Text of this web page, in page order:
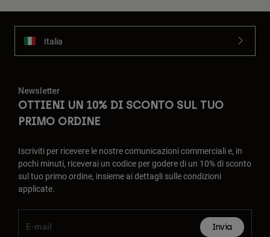
Italia
Newsletter
OTTIENI UN 10% DI SCONTO SUL TUO
PRIMO ORDINE
Iscriviti per ricevere le nostre comunicazioni commerciali e, in
pochi minuti, riceverai un codice per godere di un 10% di sconto
sul tuo primo ordine, insieme ai dettagli sulle condizioni
applicate.
Invia